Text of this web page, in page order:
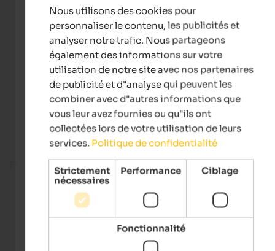
Fitness room
Nous utilisons des cookies pour
personnaliser le contenu, les publicités et
analyser notre trafic. Nous partageons
également des informations sur votre
utilisation de notre site avec nos partenaires
de publicité et d"analyse qui peuvent les
combiner avec d"autres informations que
vous leur avez fournies ou qu"ils ont
collectées lors de votre utilisation de leurs
services. Politique de confidentialité
Strictement
nécessaires
Performance Ciblage
Fonctionnalité